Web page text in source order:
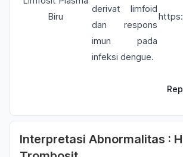
Biru
derivat limfoid
dan respons
imun pada
infeksi dengue.
Interpretasi Abnormalitas :